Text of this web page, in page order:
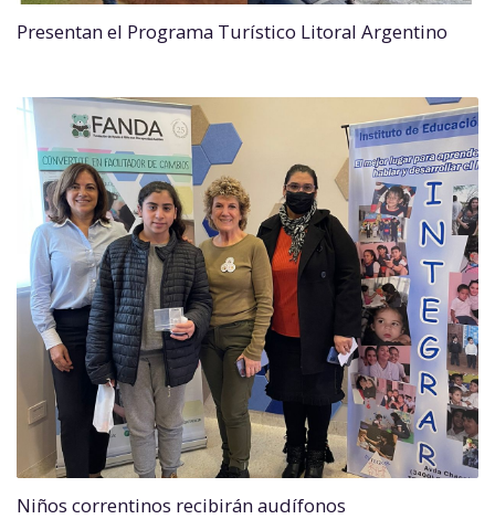
Presentan el Programa Turístico Litoral Argentino
Niños correntinos recibirán audífonos